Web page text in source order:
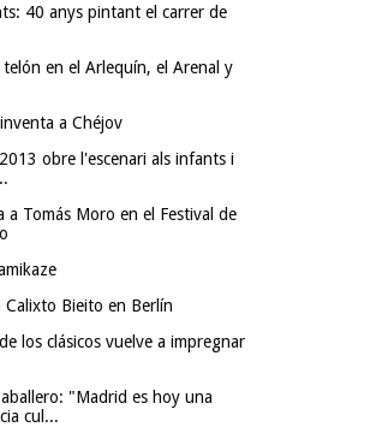
40 anys pintant el carrer de
telón en el Arlequín, el Arenal y
a Chéjov
obre l'escenari als infants i
a Tomás Moro en el Festival de
Calixto Bieito en Berlín
los clásicos vuelve a impregnar
"Madrid es hoy una
cul...